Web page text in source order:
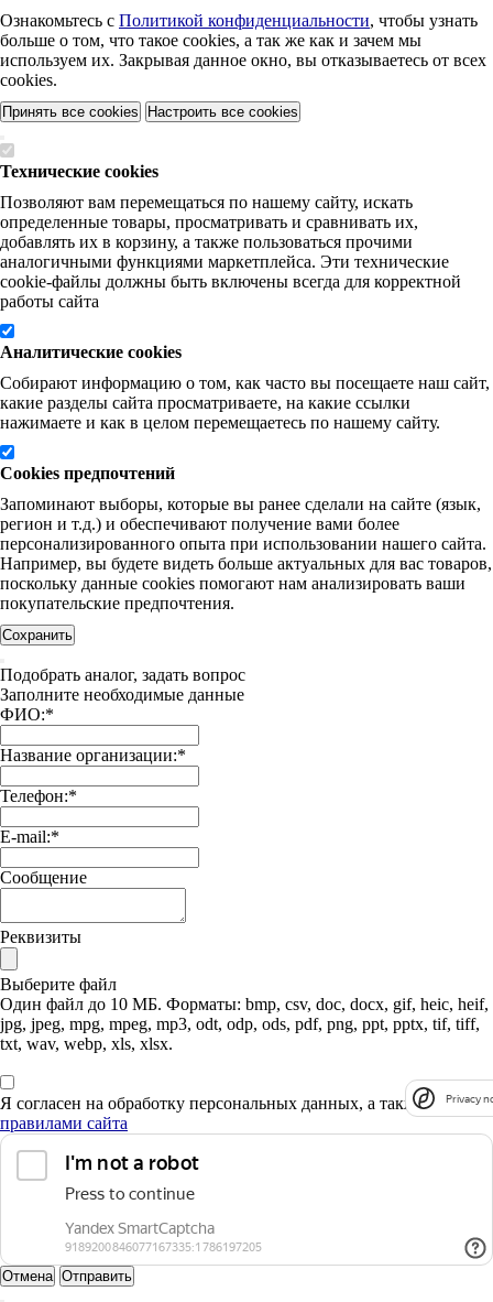
Ознакомьтесь с Политикой конфиденциальности, чтобы узнать
больше о том, что такое cookies, а так же как и зачем мы
используем их. Закрывая данное окно, вы отказываетесь от всех
cookies.
Принять все cookies Настроить все cookies
Технические cookies
Позволяют вам перемещаться по нашему сайту, искать
определенные товары, просматривать и сравнивать их,
добавлять их в корзину, а также пользоваться прочими
аналогичными функциями маркетплейса. Эти технические
cookie-файлы должны быть включены всегда для корректной
работы сайта
Аналитические cookies
Собирают информацию о том, как часто вы посещаете наш сайт,
какие разделы сайта просматриваете, на какие ссылки
нажимаете и как в целом перемещаетесь по нашему сайту.
Cookies предпочтений
Запоминают выборы, которые вы ранее сделали на сайте (язык,
регион и т.д.) и обеспечивают получение вами более
персонализированного опыта при использовании нашего сайта.
Например, вы будете видеть больше актуальных для вас товаров,
поскольку данные cookies помогают нам анализировать ваши
покупательские предпочтения.
Сохранить
Подобрать аналог, задать вопрос
Заполните необходимые данные
ФИО:*
Название организации:*
Телефон:*
E-mail:*
Сообщение
Реквизиты
Выберите файл
Один файл до 10 МБ. Форматы: bmp, csv, doc, docx, gif, heic, heif,
jpg, jpeg, mpg, mpeg, mp3, odt, odp, ods, pdf, png, ppt, pptx, tif, tiff,
txt, wav, webp, xls, xlsx.
Я согласен на обработку персональных данных, а также с
правилами сайта
Отмена Отправить
Privacy